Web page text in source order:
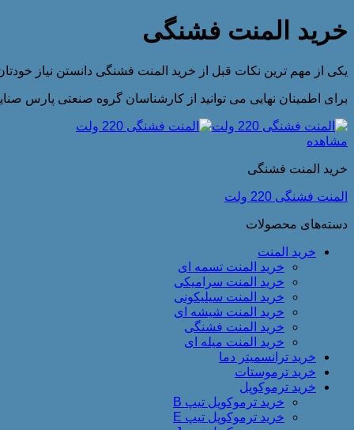
خرید المنت فشنگی
یکی از مهم ترین نکات قبل از خرید المنت فشنگی دانستن نیاز
برای اطمینان نهایی می توانید از کارشناسان گروه صنعتی پارس
مشاهده
خرید المنت فشنگی
المنت فشنگی 220 ولت
دسته‌های محصولات
خرید المنت
خرید المنت تسمه ای
خرید المنت سرامیکی
خرید المنت سیلیکونی
خرید المنت شیشه ای
خرید المنت فشنگی
خرید المنت میله ای
خرید ترانسمیتر دما
خرید ترموستات
خرید ترموکوپل
خرید ترموکوپل تیپ B
خرید ترموکوپل تیپ E